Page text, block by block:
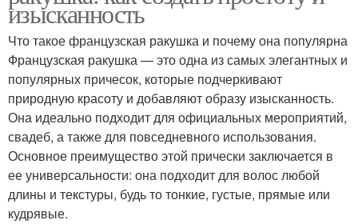
изысканность
Что такое французская ракушка и почему она популярна
Французская ракушка — это одна из самых элегантных и
популярных причесок, которые подчеркивают
природную красоту и добавляют образу изысканность.
Она идеально подходит для официальных мероприятий,
свадеб, а также для повседневного использования.
Основное преимущество этой прически заключается в
ее универсальности: она подходит для волос любой
длины и текстуры, будь то тонкие, густые, прямые или
кудрявые.